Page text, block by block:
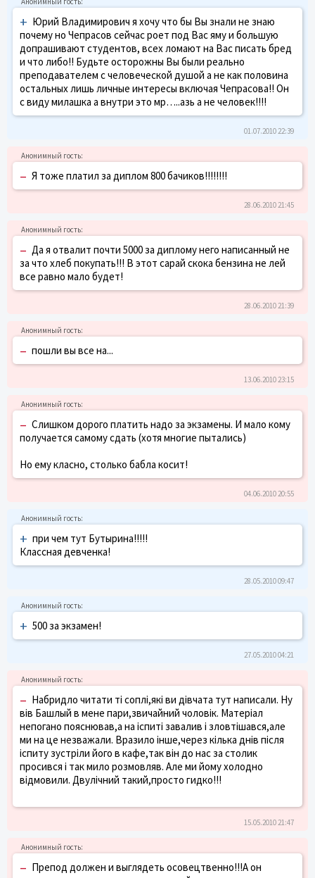
+ Юрий Владимирович я хочу что бы Вы знали не знаю
почему но Чепрасов сейчас роет под Вас яму и большую
допрашивают студентов, всех ломают на Вас писать бред
и что либо!! Будьте осторожны Вы были реально
преподавателем с человеческой душой а не как половина
остальных лишь личные интересы включая Чепрасова!! Он
с виду милашка а внутри это мр…..азь а не человек!!!!
01.07.2010 22:39
– Я тоже платил за диплом 800 бачиков!!!!!!!!
28.06.2010 21:45
– Да я отвалит почти 5000 за диплому него написанный не
за что хлеб покупать!!! В этот сарай скока бензина не лей
все равно мало будет!
28.06.2010 21:39
– пошли вы все на...
13.06.2010 23:15
– Слишком дорого платить надо за экзамены. И мало кому
получается самому сдать (хотя многие пытались)
Но ему класно, столько бабла косит!
04.06.2010 20:55
+ при чем тут Бутырина!!!!!
Классная девченка!
28.05.2010 09:47
+ 500 за экзамен!
27.05.2010 04:21
– Набридло читати ті соплі,які ви дівчата тут написали. Ну
вів Башлый в мене пари,звичайний чоловік. Матеріал
непогано пояснював,а на іспиті завалив і зловтішався,але
ми на це незважали. Вразило інше,через кілька днів після
іспиту зустріли його в кафе,так він до нас за столик
просився і так мило розмовляв. Але ми йому холодно
відмовили. Двулічний такий,просто гидко!!!
15.05.2010 21:47
– Препод должен и выглядеть осовецтвенно!!!А он